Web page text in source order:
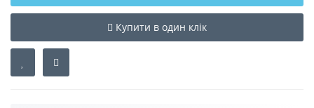
Купити в один клік